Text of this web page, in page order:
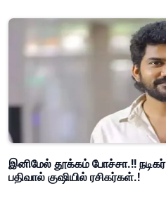
இனிமேல் தூக்கம் போச்சா.!!
பதிவால் குஷியில் ரசிகர்கள்.!